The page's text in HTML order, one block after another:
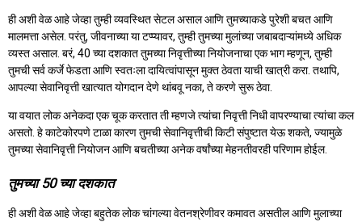
ही अशी वेळ आहे जेव्हा तुम्ही व्यवस्थित सेटल असाल आणि तुमच्याकडे पुरेशी बचत आणि
मालमत्ता असेल. परंतु, जीवनाच्या या टप्प्यावर, तुम्ही तुमच्या मुलांच्या जबाबदाऱ्यांमध्ये अधिक
व्यस्त असाल. बरं, 40 च्या दशकात तुमच्या निवृत्तीच्या नियोजनाचा एक भाग म्हणून, तुम्ही
तुमची सर्व कर्जे फेडता आणि स्वतःला दायित्वांपासून मुक्त ठेवता याची खात्री करा. तथापि,
आपल्या सेवानिवृत्ती खात्यात योगदान देणे थांबवू नका, ते करणे सुरू ठेवा.
या वयात लोक अनेकदा एक चूक करतात ती म्हणजे त्यांचा निवृत्ती निधी वापरण्याचा त्यांचा कल
असतो. हे काटेकोरपणे टाळा कारण तुमची सेवानिवृत्तीची किटी संपुष्टात येऊ शकते, ज्यामुळे
तुमच्या सेवानिवृत्ती नियोजन आणि बचतीच्या अनेक वर्षांच्या मेहनतीवरही परिणाम होईल.
तुमच्या 50 च्या दशकात
ही अशी वेळ आहे जेव्हा बहुतेक लोक चांगल्या वेतनश्रेणीवर कमावत असतील आणि मुलाच्या